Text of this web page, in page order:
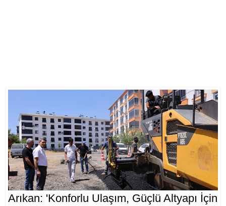
Arıkan: 'Konforlu Ulaşım, Güçlü Altyapı İçin